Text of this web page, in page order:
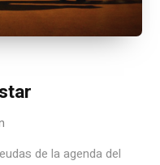
de la agenda del